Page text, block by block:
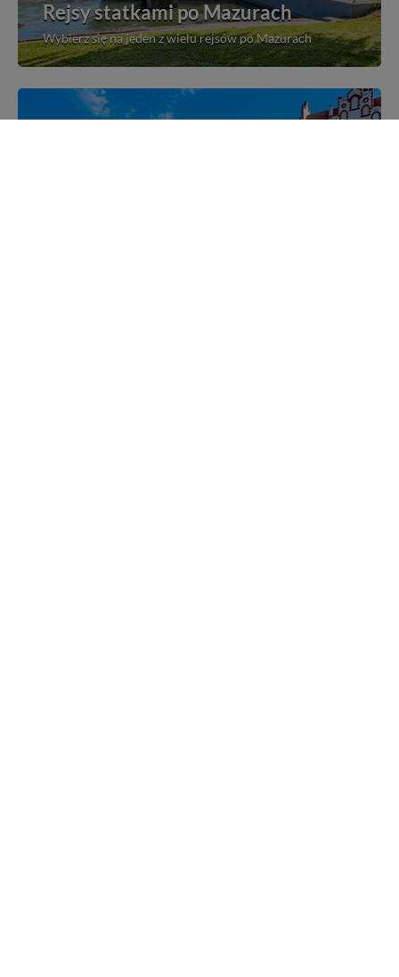
Rejsy statkami po Mazurach
Wybierz się na jeden z wielu rejsów po Mazurach